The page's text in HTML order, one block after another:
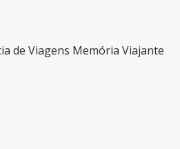
de Viagens Memória Viajante